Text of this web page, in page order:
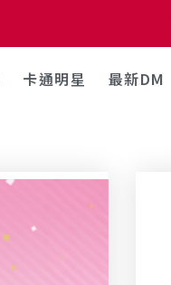
卡通明星 最新DM